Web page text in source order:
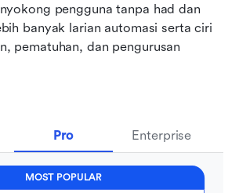
pengguna tanpa had dan
banyak larian automasi serta ciri
pematuhan, dan pengurusan
Pro Enterprise
MOST POPULAR